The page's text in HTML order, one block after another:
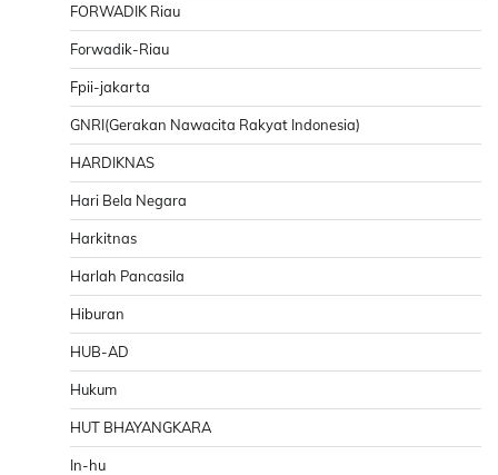
FORWADIK Riau
Forwadik-Riau
Fpii-jakarta
GNRI(Gerakan Nawacita Rakyat Indonesia)
HARDIKNAS
Hari Bela Negara
Harkitnas
Harlah Pancasila
Hiburan
HUB-AD
Hukum
HUT BHAYANGKARA
In-hu